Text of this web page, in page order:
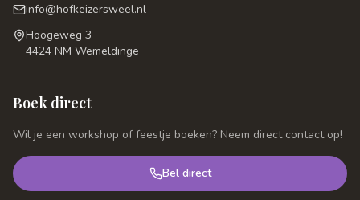
info@hofkeizersweel.nl
Hoogeweg 3
4424 NM Wemeldinge
Boek direct
Wil je een workshop of feestje boeken? Neem direct contact op!
Bel direct